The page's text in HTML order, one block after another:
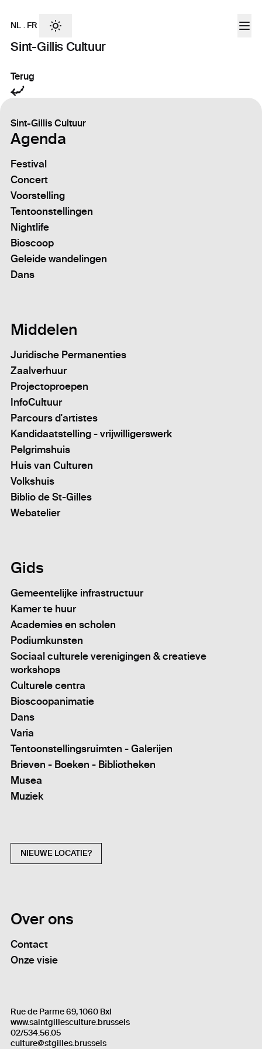
Sint-Gillis Cultuur
NL . FR
Terug
Sint-Gillis Cultuur
Agenda
Festival
Concert
Voorstelling
Tentoonstellingen
Nightlife
Bioscoop
Geleide wandelingen
Dans
Middelen
Juridische Permanenties
Zaalverhuur
Projectoproepen
InfoCultuur
Parcours d'artistes
Kandidaatstelling - vrijwilligerswerk
Pelgrimshuis
Huis van Culturen
Volkshuis
Biblio de St-Gilles
Webatelier
Gids
Gemeentelijke infrastructuur
Kamer te huur
Academies en scholen
Podiumkunsten
Sociaal culturele verenigingen & creatieve
workshops
Culturele centra
Bioscoopanimatie
Dans
Varia
Tentoonstellingsruimten - Galerijen
Brieven - Boeken - Bibliotheken
Musea
Muziek
NIEUWE LOCATIE?
Over ons
Contact
Onze visie
Rue de Parme 69, 1060 Bxl
www.saintgillesculture.brussels
02/534.56.05
culture@stgilles.brussels